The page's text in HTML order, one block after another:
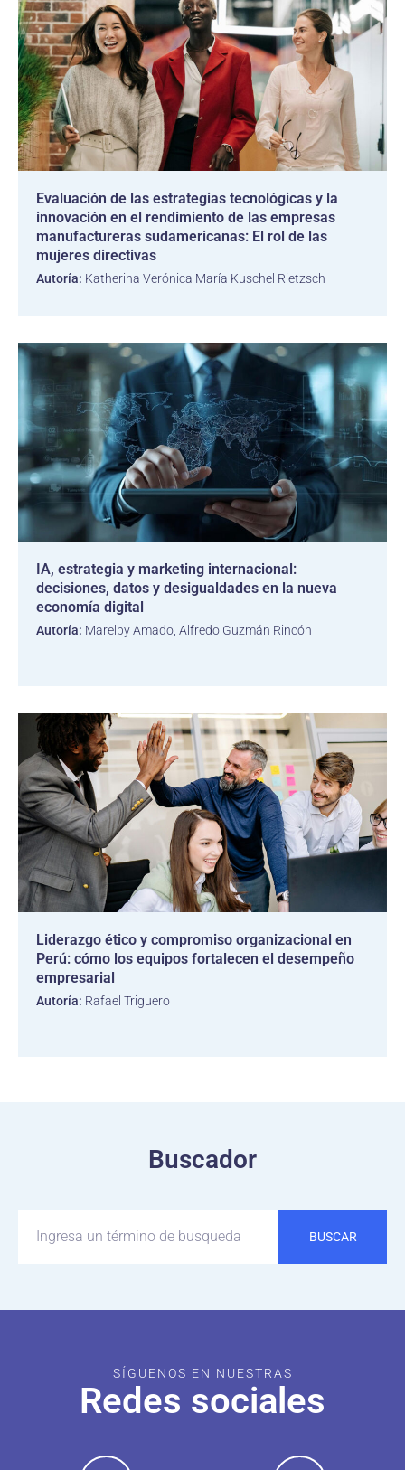
Evaluación de las estrategias tecnológicas y la
innovación en el rendimiento de las empresas
manufactureras sudamericanas: El rol de las
mujeres directivas
Autoría: Katherina Verónica María Kuschel Rietzsch
IA, estrategia y marketing internacional:
decisiones, datos y desigualdades en la nueva
economía digital
Autoría: Marelby Amado, Alfredo Guzmán Rincón
Liderazgo ético y compromiso organizacional en
Perú: cómo los equipos fortalecen el desempeño
empresarial
Autoría: Rafael Triguero
Buscador
BUSCAR
SÍGUENOS EN NUESTRAS
Redes sociales